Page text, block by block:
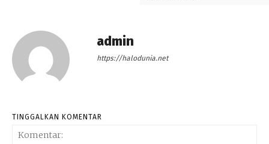
admin
https://halodunia.net
TINGGALKAN KOMENTAR